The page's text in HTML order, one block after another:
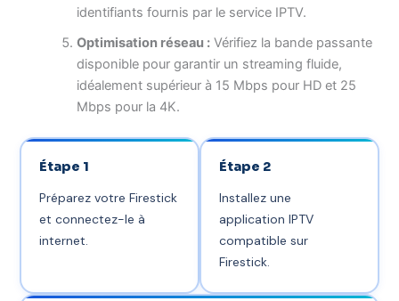
identifiants fournis par le service IPTV.
Optimisation réseau : Vérifiez la bande passante
disponible pour garantir un streaming fluide,
idéalement supérieur à 15 Mbps pour HD et 25
Mbps pour la 4K.
Étape 1
Préparez votre Firestick
et connectez-le à
internet.
Étape 2
Installez une
application IPTV
compatible sur
Firestick.